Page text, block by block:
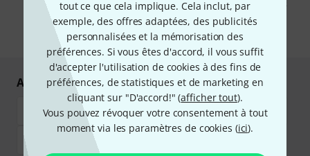
tout ce que cela implique. Cela inclut, par
exemple, des offres adaptées, des publicités
personnalisées et la mémorisation des
préférences. Si vous êtes d'accord, il vous suffit
d'accepter l'utilisation de cookies à des fins de
préférences, de statistiques et de marketing en
cliquant sur "D'accord!" (afficher tout).
Vous pouvez révoquer votre consentement à tout
moment via les paramètres de cookies (ici).
confidentialité .
* Requis
Achetez et payez en toute sécurité